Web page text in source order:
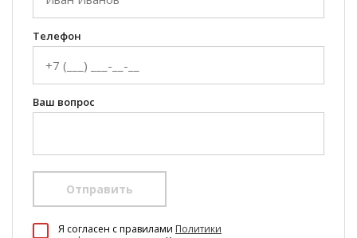
Телефон
Ваш вопрос
Отправить
Я согласен c правилами Политики